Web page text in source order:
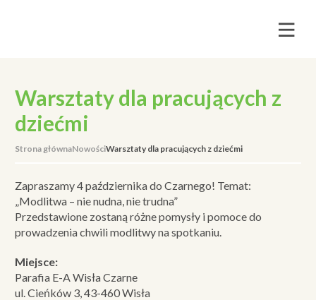
Warsztaty dla pracujących z
dziećmi
Strona głównaNowościWarsztaty dla pracujących z dziećmi
Zapraszamy 4 października do Czarnego! Temat:
„Modlitwa – nie nudna, nie trudna”
Przedstawione zostaną różne pomysły i pomoce do
prowadzenia chwili modlitwy na spotkaniu.
Miejsce:
Parafia E-A Wisła Czarne
ul. Cieńków 3, 43-460 Wisła